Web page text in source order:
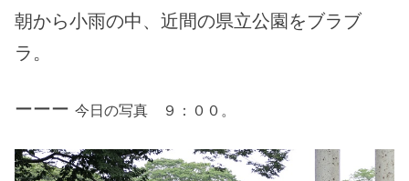
朝から小雨の中、近間の県立公園をブラブ
ラ。
ーーー今日の写真 ９：００。